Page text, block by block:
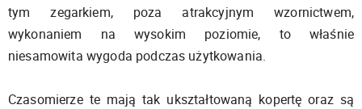
tym zegarkiem, poza atrakcyjnym wzornictwem,
wykonaniem na wysokim poziomie, to właśnie
niesamowita wygoda podczas użytkowania.
Czasomierze te mają tak ukształtowaną kopertę oraz są